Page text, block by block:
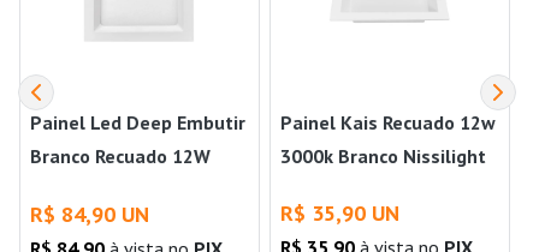
Painel Led Deep Embutir
Branco Recuado 12W
Stella
R$ 84,90 UN
Painel Kais Recuado 12w
3000k Branco Nissilight
R$ 35,90 UN